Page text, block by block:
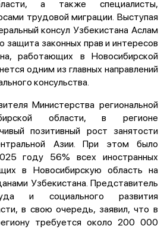
а также специалисты,
трудовой миграции. Выступая
консул Узбекистана Аслам
защита законных прав и интересов
работающих в Новосибирской
одним из главных направлений
консульства.
Министерства региональной
области, в регионе
позитивный рост занятости
Азии. При этом было
году 56% всех иностранных
в Новосибирскую область на
Узбекистана. Представитель
и социального развития
в свою очередь, заявил, что в
требуется около 200 000